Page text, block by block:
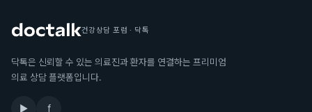
건강상담 포럼 · 닥톡
닥톡은 신뢰할 수 있는 의료진과 환자를 연결하는 프리미엄
의료 상담 플랫폼입니다.
▶ f